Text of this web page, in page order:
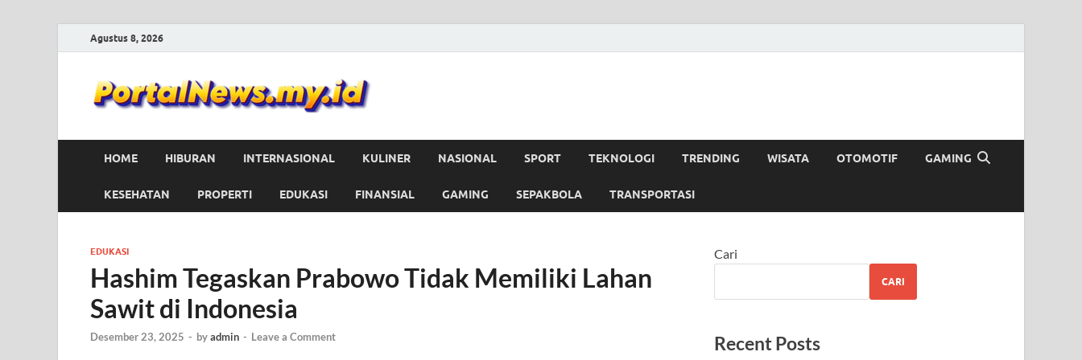
Agustus 8, 2026
HOME HIBURAN INTERNASIONAL KULINER NASIONAL SPORT TEKNOLOGI TRENDING WISATA OTOMOTIF GAMING
KESEHATAN PROPERTI EDUKASI FINANSIAL GAMING SEPAKBOLA TRANSPORTASI
EDUKASI
Hashim Tegaskan Prabowo Tidak Memiliki Lahan
Sawit di Indonesia
Desember 23, 2025 - byadmin - Leave a Comment
Cari
CARI
Recent Posts